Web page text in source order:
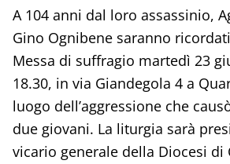
A 104 anni dal loro assassinio,
Gino Ognibene saranno
Messa di suffragio martedì 23
18.30, in via Giandegola 4 a
luogo dell’aggressione che
due giovani. La liturgia sarà
vicario generale della Diocesi di